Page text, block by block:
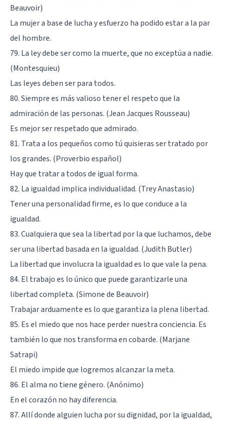
Beauvoir)
La mujer a base de lucha y esfuerzo ha podido estar a la par
del hombre.
79. La ley debe ser como la muerte, que no exceptúa a nadie.
(Montesquieu)
Las leyes deben ser para todos.
80. Siempre es más valioso tener el respeto que la
admiración de las personas. (Jean Jacques Rousseau)
Es mejor ser respetado que admirado.
81. Trata a los pequeños como tú quisieras ser tratado por
los grandes. (Proverbio español)
Hay que tratar a todos de igual forma.
82. La igualdad implica individualidad. (Trey Anastasio)
Tener una personalidad firme, es lo que conduce a la
igualdad.
83. Cualquiera que sea la libertad por la que luchamos, debe
ser una libertad basada en la igualdad. (Judith Butler)
La libertad que involucra la igualdad es lo que vale la pena.
84. El trabajo es lo único que puede garantizarle una
libertad completa. (Simone de Beauvoir)
Trabajar arduamente es lo que garantiza la plena libertad.
85. Es el miedo que nos hace perder nuestra conciencia. Es
también lo que nos transforma en cobarde. (Marjane
Satrapi)
El miedo impide que logremos alcanzar la meta.
86. El alma no tiene género. (Anónimo)
En el corazón no hay diferencia.
87. Allí donde alguien lucha por su dignidad, por la igualdad,